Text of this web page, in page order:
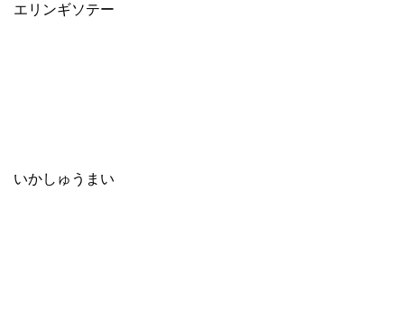
エリンギソテー
いかしゅうまい